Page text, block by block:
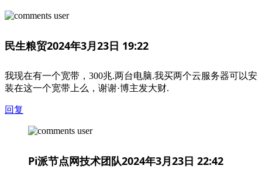
民生粮贸2024年3月23日 19:22
我现在有一个宽带，300兆.两台电脑.我买两个云服务器可以安
装在这一个宽带上么，谢谢·博主发大财.
回复
Pi派节点网技术团队2024年3月23日 22:42